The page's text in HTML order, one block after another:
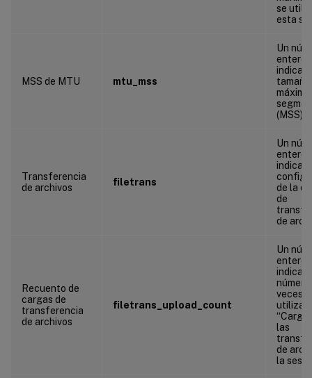
se
esta
MSS de MTU mtu_mss
Un
entero
indica
tamaño
(MSS)
Transferencia
de archivos
filetrans
Un
entero
indica
de la
de
de
Recuento de
cargas de
transferencia
de archivos
filetrans_upload_count
Un
entero
indica
número
veces
utiliza
las
de
la